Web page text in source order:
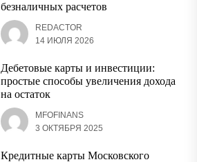
безналичных расчетов
REDACTOR
14 ИЮЛЯ 2026
Дебетовые карты и инвестиции:
простые способы увеличения дохода
на остаток
MFOFINANS
3 ОКТЯБРЯ 2025
Кредитные карты Московского